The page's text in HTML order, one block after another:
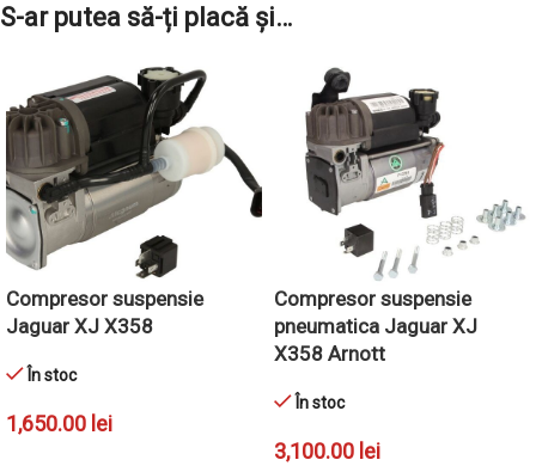
S-ar putea să-ți placă și…
Compresor suspensie
Jaguar XJ X358
În stoc
1,650.00 lei
Compresor suspensie
pneumatica Jaguar XJ
X358 Arnott
În stoc
3,100.00 lei